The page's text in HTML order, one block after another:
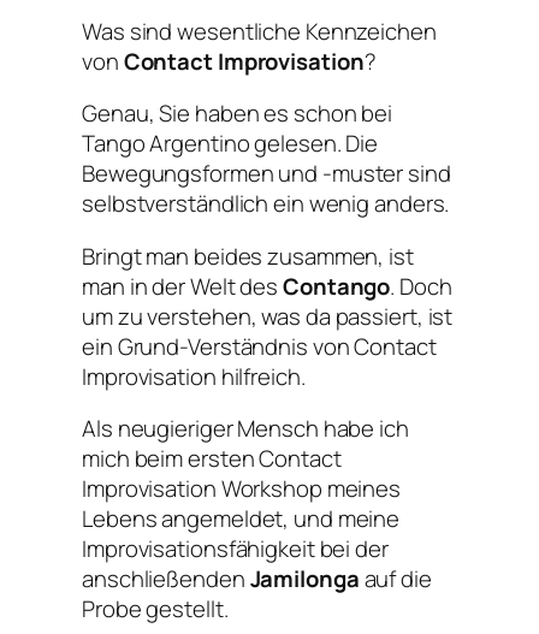
Was sind wesentliche Kennzeichen
vonContact Improvisation?
Genau, Sie haben es schon bei
Tango Argentino gelesen. Die
Bewegungsformen und -muster sind
selbstverständlich ein wenig anders.
Bringt man beides zusammen, ist
man in der Welt desContango. Doch
um zu verstehen, was da passiert, ist
ein Grund-Verständnis von Contact
Improvisation hilfreich.
Als neugieriger Mensch habe ich
mich beim ersten Contact
Improvisation Workshop meines
Lebens angemeldet, und meine
Improvisationsfähigkeit bei der
anschließendenJamilongaauf die
Probe gestellt.